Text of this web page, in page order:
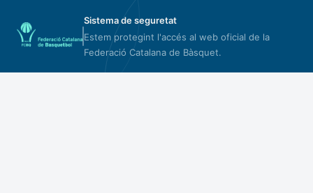
Sistema de seguretat
Estem protegint l'accés al web oficial de la
Federació Catalana de Bàsquet.